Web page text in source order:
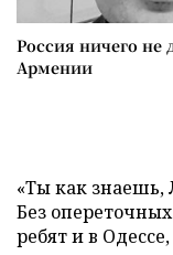
Россия ничего не
Армении
«Ты как
Без
ребят и в